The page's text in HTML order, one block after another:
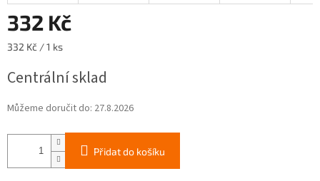
332 Kč
Měrná
332 Kč / 1 ks
Centrální sklad
Můžeme doručit do: 27.8.2026
Přidat do košíku